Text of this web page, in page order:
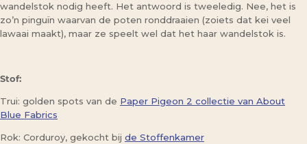
wandelstok nodig heeft. Het antwoord is tweeledig. Nee, het is
zo’n pinguïn waarvan de poten ronddraaien (zoiets dat kei veel
lawaai maakt), maar ze speelt wel dat het haar wandelstok is.
Stof:
Trui: golden spots van de Paper Pigeon 2 collectie van About
Blue Fabrics
Rok: Corduroy, gekocht bij de Stoffenkamer